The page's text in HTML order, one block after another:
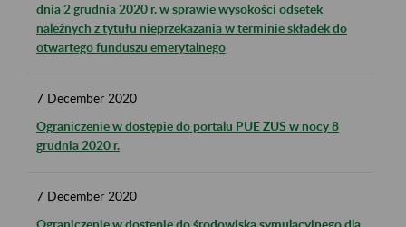
dnia 2 grudnia 2020 r. w sprawie wysokości odsetek
należnych z tytułu nieprzekazania w terminie składek do
otwartego funduszu emerytalnego
7 December 2020
Ograniczenie w dostępie do portalu PUE ZUS w nocy 8
grudnia 2020 r.
7 December 2020
Ograniczenie w dostępie do środowiska symulacyjnego dla